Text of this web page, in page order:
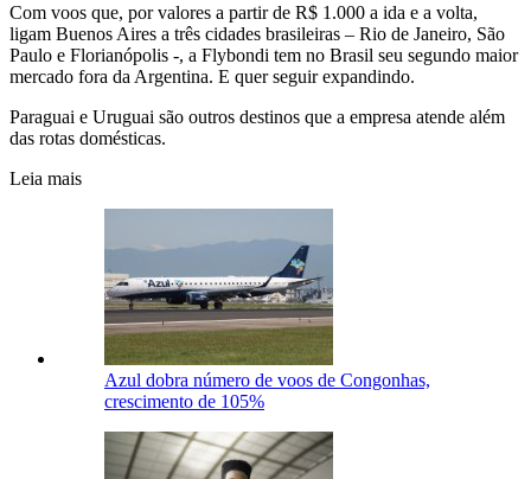
Com voos que, por valores a partir de R$ 1.000 a ida e a volta,
ligam Buenos Aires a três cidades brasileiras – Rio de Janeiro, São
Paulo e Florianópolis -, a Flybondi tem no Brasil seu segundo maior
mercado fora da Argentina. E quer seguir expandindo.
Paraguai e Uruguai são outros destinos que a empresa atende além
das rotas domésticas.
Leia mais
Azul dobra número de voos de Congonhas,
crescimento de 105%